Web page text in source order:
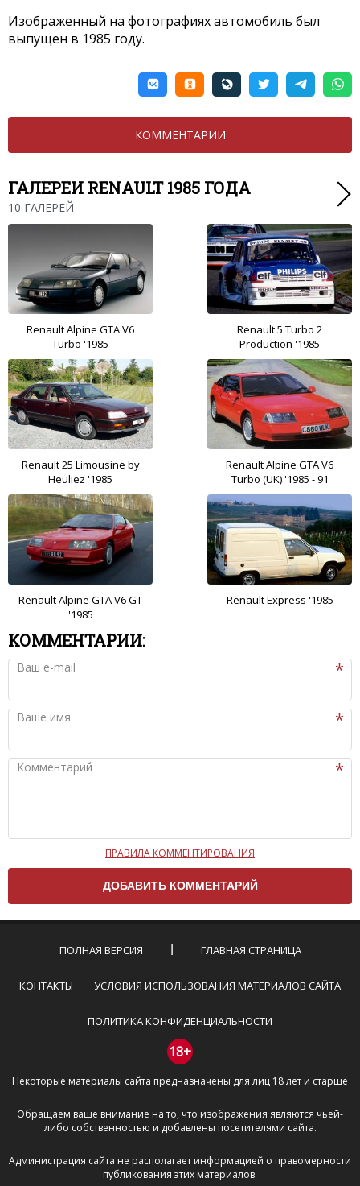
Изображенный на фотографиях автомобиль был
выпущен в 1985 году.
КОММЕНТАРИИ
ГАЛЕРЕИ RENAULT 1985 ГОДА
10 ГАЛЕРЕЙ
Renault Alpine GTA V6
Turbo '1985
Renault 5 Turbo 2
Production '1985
Renault 25 Limousine by
Heuliez '1985
Renault Alpine GTA V6
Turbo (UK) '1985 - 91
Renault Alpine GTA V6 GT
'1985
Renault Express '1985
КОММЕНТАРИИ:
Ваш e-mail
Ваше имя
Комментарий
Чтобы ваш комментарий был опубликован на сайте,
вам нужно придерживаться следующих правил:
Комментарий не может быть слишком
короткой — избегайте односложных и чисто
эмоциональных высказываний.
Не стоит отклоняться от предмета обсуждения.
Пожалуйста, не используйте в комментарие
призывы к насилию и высказывания,
направленные на разжигание расовой,
межнациональной и религиозной розни —
пожалейте наших модераторов, они кстати
очень славные ребята, поверьте.
буквами.
Не копируйте рецензии с других сайтов, нам
важно именно ваше мнение.
Не размещайте рекламу!
ПРАВИЛА КОММЕНТИРОВАНИЯ
ПОЛНАЯ ВЕРСИЯ ГЛАВНАЯ СТРАНИЦА
КОНТАКТЫ УСЛОВИЯ ИСПОЛЬЗОВАНИЯ МАТЕРИАЛОВ САЙТА
ПОЛИТИКА КОНФИДЕНЦИАЛЬНОСТИ
18+
Некоторые материалы сайта предназначены для лиц 18 лет и старше
Обращаем ваше внимание на то, что изображения являются чьей-
либо собственностью и добавлены посетителями сайта.
Администрация сайта не располагает информацией о правомерности
публикования этих материалов.